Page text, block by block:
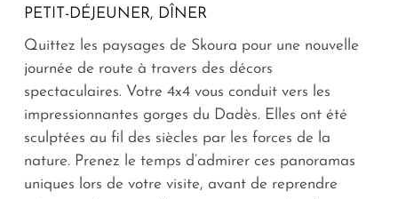
PETIT-DÉJEUNER, DÎNER
Quittez les paysages de Skoura pour une nouvelle
journée de route à travers des décors
spectaculaires. Votre 4x4 vous conduit vers les
impressionnantes gorges du Dadès. Elles ont été
sculptées au fil des siècles par les forces de la
nature. Prenez le temps d’admirer ces panoramas
uniques lors de votre visite, avant de reprendre